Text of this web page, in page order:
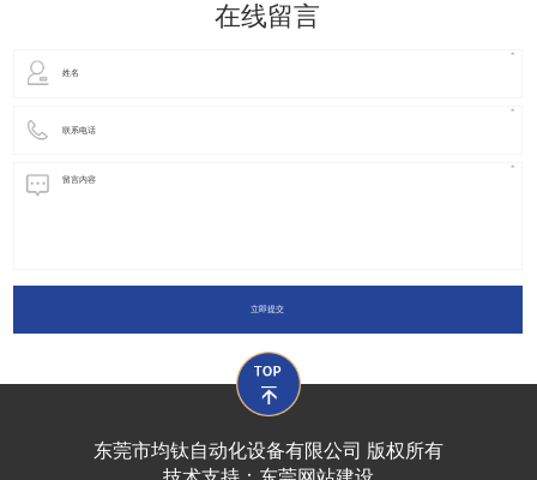
在线留言
立即提交
东莞市均钛自动化设备有限公司 版权所有